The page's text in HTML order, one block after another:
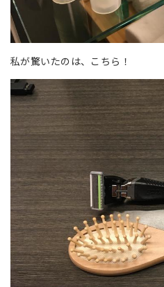
私が驚いたのは、こちら！